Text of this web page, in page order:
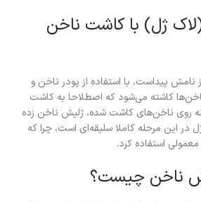
ژل) با کاشت ناخن
پیداست، با استفاده از پودر ناخن و
کاشته می‌شود که اصطلاحا به کاشت
روی ناخن‌های کاشت شده، ژلیش ناخن‌ زده
در این مرحله کاملا سلیقه‌ای است، چرا که
استفاده کرد.
ناخن چیست؟